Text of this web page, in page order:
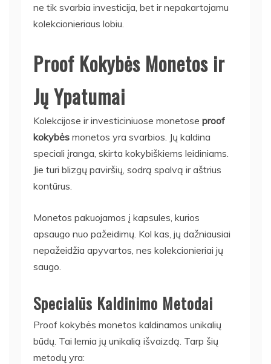
ne tik svarbia investicija, bet ir nepakartojamu
kolekcionieriaus lobiu.
Proof Kokybės Monetos ir
Jų Ypatumai
Kolekcijose ir investiciniuose monetose proof
kokybės monetos yra svarbios. Jų kaldina
speciali įranga, skirta kokybiškiems leidiniams.
Jie turi blizgų paviršių, sodrą spalvą ir aštrius
kontūrus.
Monetos pakuojamos į kapsules, kurios
apsaugo nuo pažeidimų. Kol kas, jų dažniausiai
nepažeidžia apyvartos, nes kolekcionieriai jų
saugo.
Specialūs Kaldinimo Metodai
Proof kokybės monetos kaldinamos unikalių
būdų. Tai lemia jų unikalią išvaizdą. Tarp šių
metodų yra: